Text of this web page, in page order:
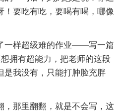
！要吃有吃，要喝有喝，哪像
样超级难的作业——写一篇
拥有超能力，把老师的这段
是我没有，只能打肿脸充胖
那里翻翻，就是不会写，这